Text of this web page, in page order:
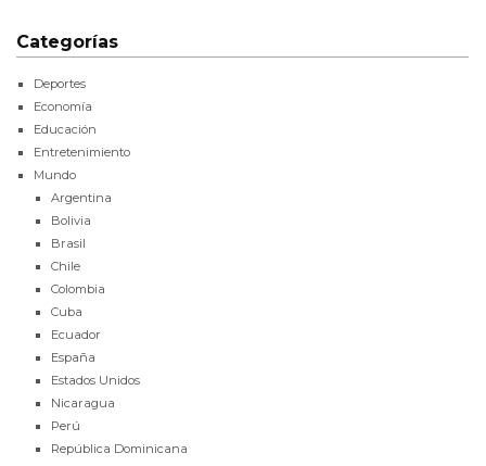
Categorías
Deportes
Economía
Educación
Entretenimiento
Mundo
Argentina
Bolivia
Brasil
Chile
Colombia
Cuba
Ecuador
España
Estados Unidos
Nicaragua
Perú
República Dominicana